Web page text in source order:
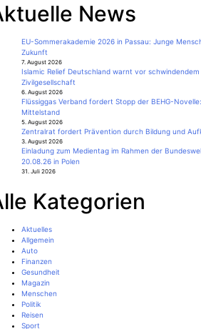
News
EU-Sommerakademie 2026 in Passau: Junge
Zukunft
7. August 2026
Islamic Relief Deutschland warnt vor
Zivilgesellschaft
6. August 2026
Flüssiggas Verband fordert Stopp der BEHG-
Mittelstand
5. August 2026
Zentralrat fordert Prävention durch Bildung und
3. August 2026
Einladung zum Medientag im Rahmen der
20.08.26 in Polen
31. Juli 2026
Kategorien
Aktuelles
Allgemein
Auto
Finanzen
Gesundheit
Magazin
Menschen
Politik
Reisen
Sport